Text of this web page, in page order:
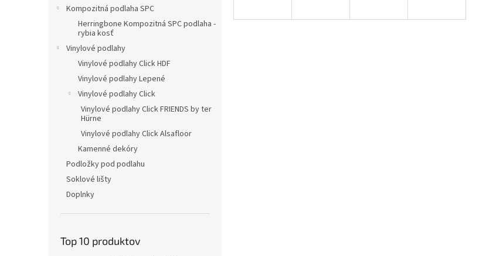
Kompozitná podlaha SPC
Herringbone Kompozitná SPC podlaha -
rybia kosť
Vinylové podlahy
Vinylové podlahy Click HDF
Vinylové podlahy Lepené
Vinylové podlahy Click
Vinylové podlahy Click FRIENDS by ter
Hürne
Vinylové podlahy Click Alsafloor
Kamenné dekóry
Podložky pod podlahu
Soklové lišty
Doplnky
Top 10 produktov